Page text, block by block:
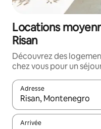
Locations
Risan
Découvrez des
chez vous pour un
Adresse
Lorsque les résultats
Arrivée